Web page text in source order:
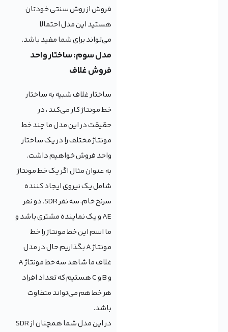
فروش از روش سنتی خودتان
هستید این مدل احتمالا
می‌تواند برای شما مفید باشد.
مدل سوم: ساختار واحد
فروش غلاف
ساختار غلاف شبیه به ساختار
خط مونتاژ کار می‌کند ، در
حقیقت در این مدل ما چند خط
مونتاژ مختلف را در یک ساختار
واحد فروش خواهیم داشت.
به عنوان مثال اگر یک خط مونتاژ
شامل یک نیروی ایجاد کننده
سرنخ خام، سه نفر SDR، دو نفر
AE و یک نماینده مشتری باشد و
ما اسم این خط مونتاژ را خط
مونتاژ A بگذاریم حال در مدل
غلاف ما شاهد سه خط مونتاژ A
و B و C هستیم که تعداد افراد
هر خط هم می‌تواند متفاوت
باشد.
در این مدل شما همچنان از SDR